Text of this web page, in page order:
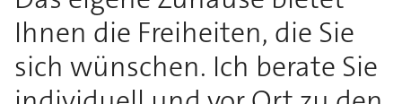
Ihnen die Freiheiten, die Sie
sich wünschen. Ich berate Sie